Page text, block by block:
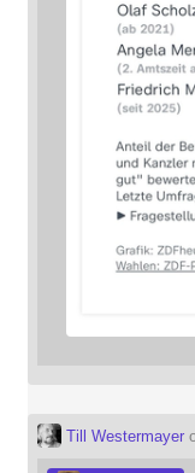
Till Westermayer